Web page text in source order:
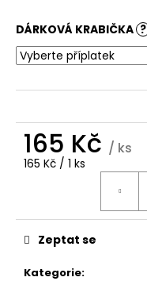
DÁRKOVÁ KRABIČKA ?
165 Kč / ks
Měrná
165 Kč / 1 ks
Kategorie:
Zeptat se
č
u
j
m